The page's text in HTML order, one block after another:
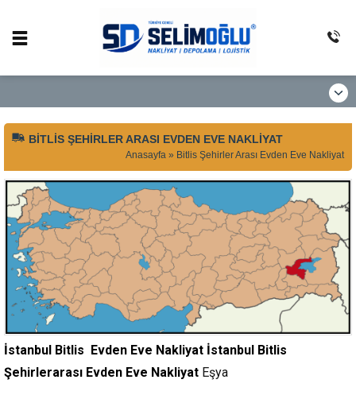
BITLIS ŞEHIRLER ARASI EVDEN EVE NAKLIYAT
Anasayfa » Bitlis Şehirler Arası Evden Eve Nakliyat
İstanbul Bitlis Evden Eve Nakliyat İstanbul Bitlis
Şehirlerarası Evden Eve Nakliyat Eşya